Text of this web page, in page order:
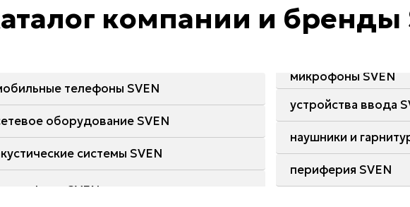
компании и бренды
телефоны SVEN
оборудование SVEN
системы SVEN
микрофоны SVEN
устройства ввода
наушники и
периферия SVEN